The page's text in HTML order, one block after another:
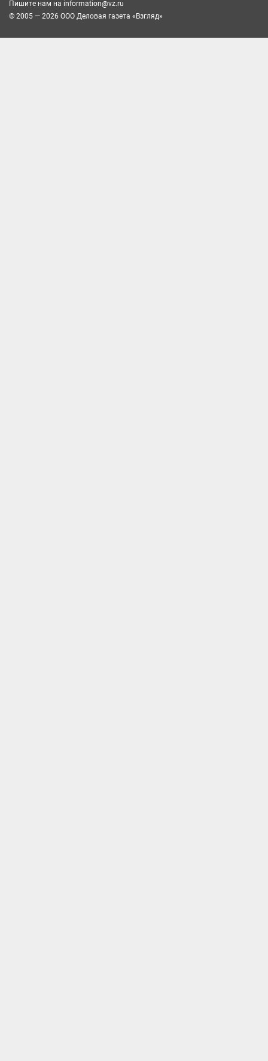
Пишите нам на information@vz.ru
© 2005 — 2026 ООО Деловая газета «Взгляд»